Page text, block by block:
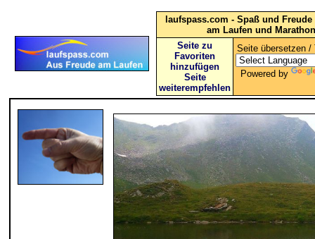
laufspass.com - Spaß und
am Laufen und Marathon
Seite zu
Favoriten
hinzufügen
Seite
weiterempfehlen
Seite übersetzen /
Powered by